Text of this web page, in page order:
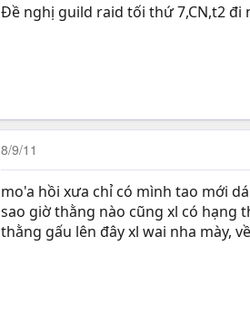
Đề nghị guild raid tối thứ 7,CN,t2
8/9/11
mo'a hồi xưa chỉ có mình tao mới
sao giờ thằng nào cũng xl có hạng
thằng gấu lên đây xl wai nha mày,